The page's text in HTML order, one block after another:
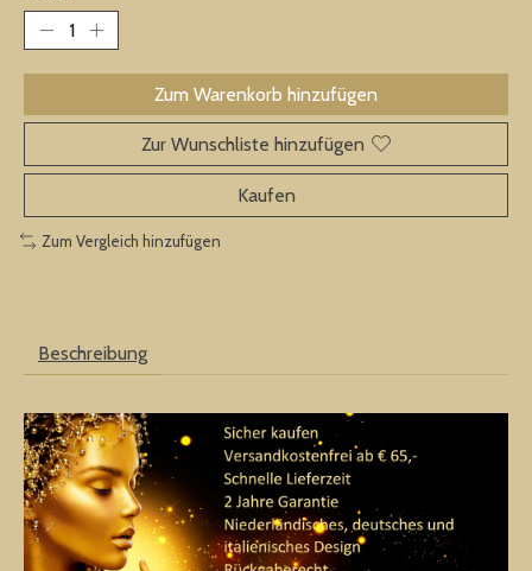
Zum Warenkorb hinzufügen
Zur Wunschliste hinzufügen
Kaufen
Zum Vergleich hinzufügen
Beschreibung